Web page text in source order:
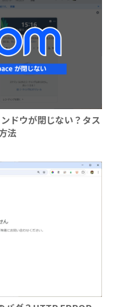
ドウが閉じない？タス
法